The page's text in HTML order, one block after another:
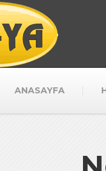
ANASAYFA